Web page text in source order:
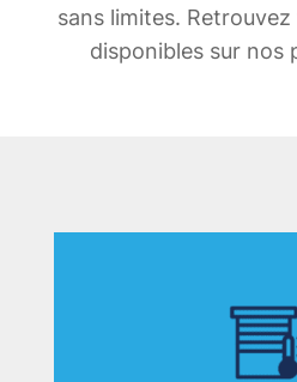
sans limites.
disponibles sur nos